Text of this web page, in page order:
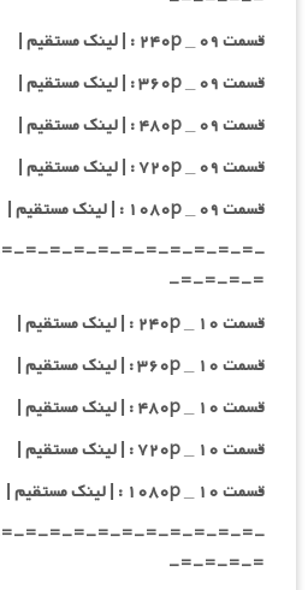
قسمت ۰۹ _ ۲۴۰p : | لینک مستقیم |
قسمت ۰۹ _ ۳۶۰p : | لینک مستقیم |
قسمت ۰۹ _ ۴۸۰p : | لینک مستقیم |
قسمت ۰۹ _ ۷۲۰p : | لینک مستقیم |
قسمت ۰۹ _ ۱۰۸۰p : | لینک مستقیم |
=-=-=-=-=-=-=-=-=-=-
=-=-=-=-
قسمت ۱۰ _ ۲۴۰p : | لینک مستقیم |
قسمت ۱۰ _ ۳۶۰p : | لینک مستقیم |
قسمت ۱۰ _ ۴۸۰p : | لینک مستقیم |
قسمت ۱۰ _ ۷۲۰p : | لینک مستقیم |
قسمت ۱۰ _ ۱۰۸۰p : | لینک مستقیم |
=-=-=-=-=-=-=-=-=-=-
=-=-=-=-